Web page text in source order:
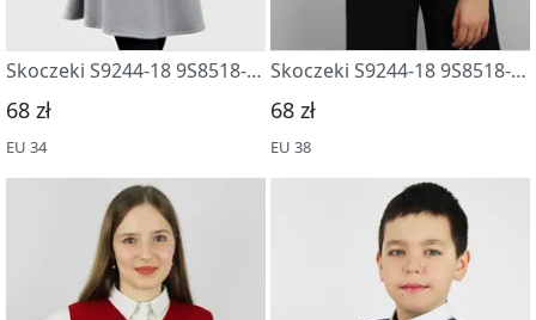
Skoczeki S9244-18 9S8518-D43 yasen
68 zł
EU 34
Skoczeki S9244-18 9S8518-D43 krasnyj mineral
68 zł
EU 38